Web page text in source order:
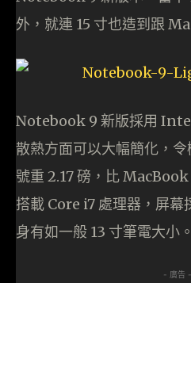
外，就連 15 寸也造到跟
Notebook 9 新版採用
散熱方面可以大幅簡化，
號重 2.17 磅，比
搭載 Core i7 處理器，屏幕
身有如一般 13 寸筆電大小。
- 廣告 -